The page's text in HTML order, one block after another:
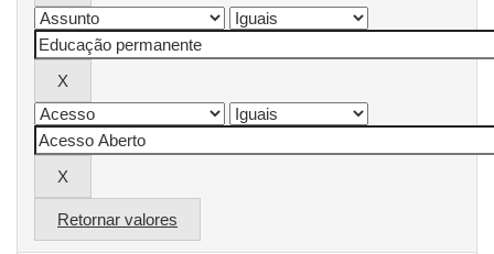
Retornar valores